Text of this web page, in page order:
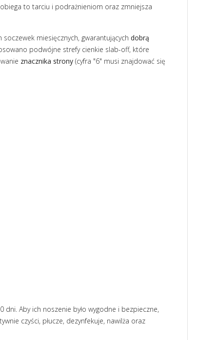
to tarciu i podrażnieniom oraz zmniejsza
miesięcznych, gwarantujących dobrą
podwójne strefy cienkie slab-off, które
znacznika strony (cyfra "6" musi znajdować się
Aby ich noszenie było wygodne i bezpieczne,
czyści, płucze, dezynfekuje, nawilża oraz